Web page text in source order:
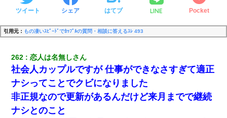
ツイート シェア はてブ LINE Pocket
引用元： もの凄いｽﾋﾟｰﾄﾞでｶｯﾌﾟﾙの質問・相談に答えるｽﾚ 493
262 恋人は名無しさん
社会人カップルですが 仕事ができなさすぎて適正
ナシってことでクビになりました
非正規なので更新があるんだけど来月までで継続
ナシとのこと